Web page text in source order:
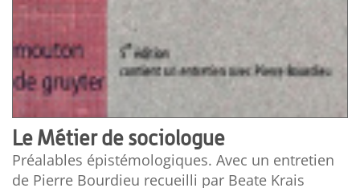
Le Métier de sociologue
Préalables épistémologiques. Avec un entretien
de Pierre Bourdieu recueilli par Beate Krais